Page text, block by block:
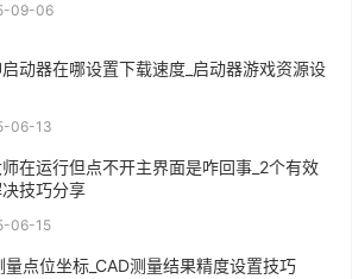
09-06
动器在哪设置下载速度_启动器游戏资源设
06-13
在运行但点不开主界面是咋回事_2个有效
技巧分享
06-15
点位坐标_CAD测量结果精度设置技巧